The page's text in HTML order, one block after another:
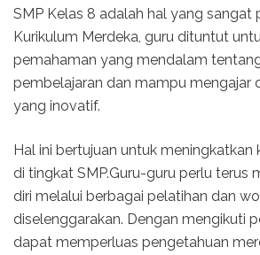
SMP Kelas 8 adalah hal yang sangat
Kurikulum Merdeka, guru dituntut
pemahaman yang mendalam
pembelajaran dan mampu mengajar
yang inovatif.
Hal ini bertujuan untuk meningkatkan
di tingkat SMP.Guru-guru perlu terus
diri melalui berbagai pelatihan dan
diselenggarakan. Dengan mengikuti
dapat memperluas pengetahuan